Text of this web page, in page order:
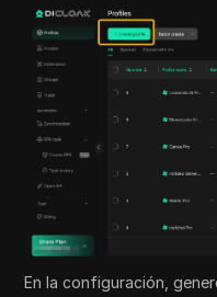
En la configuración,